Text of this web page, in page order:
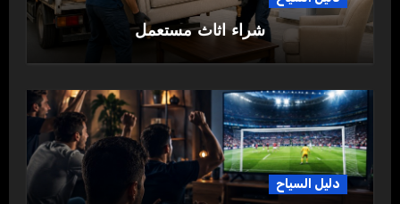
شراء اثاث مستعمل
دليل السياح